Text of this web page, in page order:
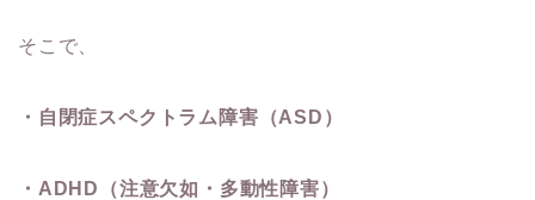
そこで、
・自閉症スペクトラム障害（ASD）
・ADHD（注意欠如・多動性障害）